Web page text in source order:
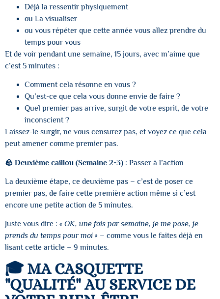
Déjà la ressentir physiquement
ou La visualiser
ou vous répéter que cette année vous allez prendre du
temps pour vous
Et de voir pendant une semaine, 15 jours, avec m’aime que
c’est 5 minutes :
Comment cela résonne en vous ?
Qu’est-ce que cela vous donne envie de faire ?
Quel premier pas arrive, surgit de votre esprit, de votre
inconscient ?
Laissez-le surgir, ne vous censurez pas, et voyez ce que cela
peut amener comme premier pas.
🪨 Deuxième caillou (Semaine 2-3) : Passer à l’action
La deuxième étape, ce deuxième pas – c’est de poser ce
premier pas, de faire cette première action même si c’est
encore une petite action de 5 minutes.
Juste vous dire : « OK, une fois par semaine, je me pose, je
prends du temps pour moi » – comme vous le faites déjà en
lisant cette article – 9 minutes.
🎓 MA CASQUETTE
"QUALITÉ" AU SERVICE DE